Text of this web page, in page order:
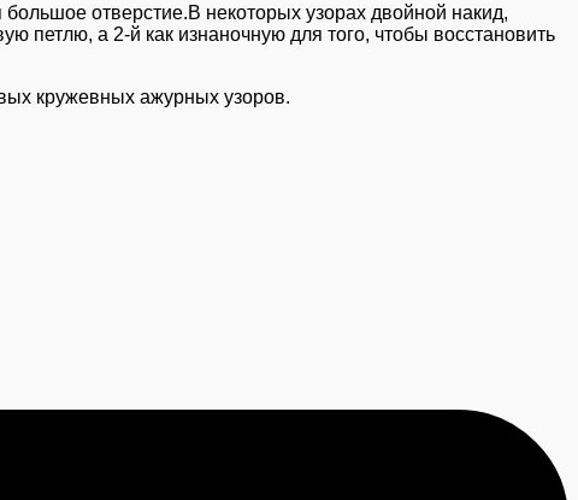
отверстие.В некоторых узорах двойной накид,
петлю, а 2-й как изнаночную для того, чтобы восстановить
кружевных ажурных узоров.